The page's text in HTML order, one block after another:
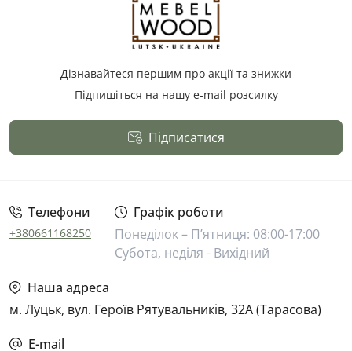
Київ, Гіпермаркет Епіцентр
Київ, вул.В.Кільцева, 1б
Київ, Гіпермаркет Епіцентр
Київ, просп. Петра Григоренко, 40
Пн-Нд: 08:00 — 22:00
Полтава, Гіпермаркет Епіцентр
Львів, Гіпермаркет Епіцентр
Львів, вул. Городоцька, 302
Пн-Сб: 08:00 — 21:30 Нд: 09:00 — 21:00
Одеса, Гіпермаркет Епіцентр
Одеса, смт. Авангард, вул. 7-км Овідіопольської дороги, 1
Дізнавайтеся першим про акції та знижки
Підпишіться на нашу e-mail розсилку
Підписатися
Публічна оферта
Телефони
+380661168250
Графік роботи
Понеділок – П’ятниця: 08:00-17:00
Субота, неділя - Вихідний
Наша адреса
м. Луцьк, вул. Героїв Рятувальників, 32А (Тарасова)
E-mail